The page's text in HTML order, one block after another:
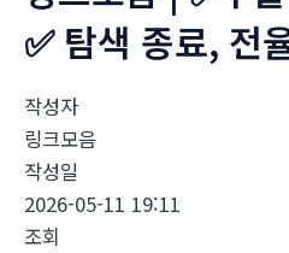
✅ 탐색 종료, 전
작성자
링크모음
작성일
2026-05-11 19:11
조회